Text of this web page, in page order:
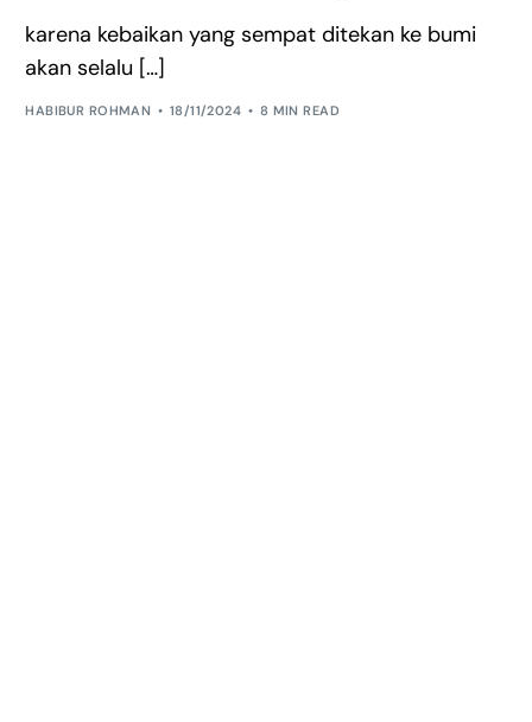
karena kebaikan yang sempat ditekan ke bumi
akan selalu […]
HABIBUR ROHMAN 18/11/2024 8 MIN READ